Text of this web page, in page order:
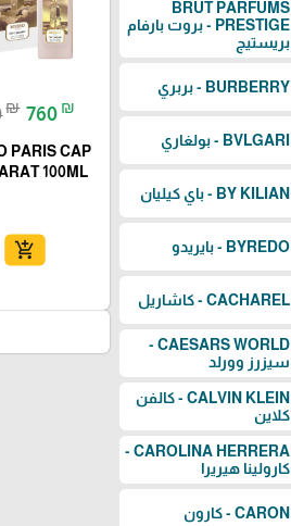
BRUT PARFUMS
PRESTIGE - بروت بارفام
بريستيج
BURBERRY - بربري
BVLGARI - بولغاري
BY KILIAN - باي كيليان
BYREDO - بايريدو
CACHAREL - كاشاريل
CAESARS WORLD -
سيزرز وورلد
CALVIN KLEIN - كالفن
كلاين
CAROLINA HERRERA -
كارولينا هيريرا
CARON - كارون
₪ 760 ₪
PARIS CAP
100ML
add_shopping_cart